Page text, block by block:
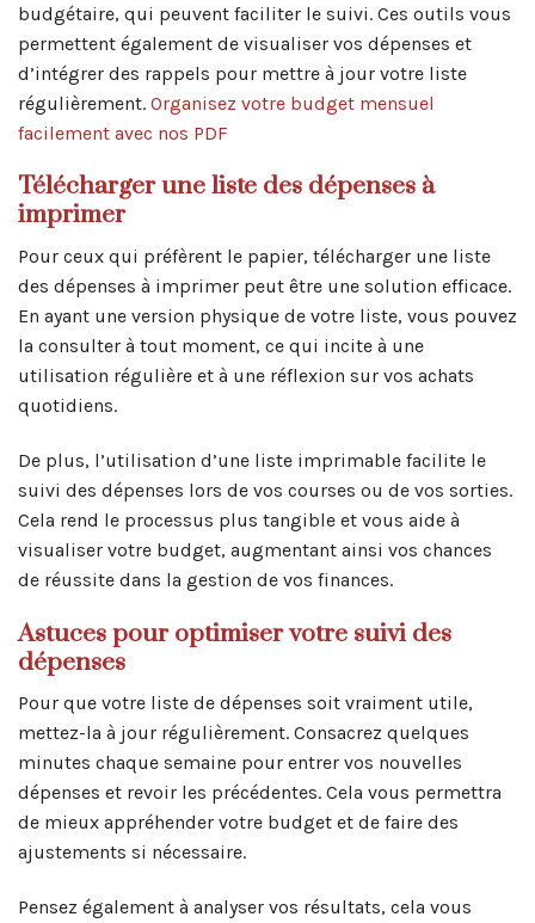
budgétaire, qui peuvent faciliter le suivi. Ces outils vous
permettent également de visualiser vos dépenses et
d’intégrer des rappels pour mettre à jour votre liste
régulièrement. Organisez votre budget mensuel
facilement avec nos PDF
Télécharger une liste des dépenses à
imprimer
Pour ceux qui préfèrent le papier, télécharger une liste
des dépenses à imprimer peut être une solution efficace.
En ayant une version physique de votre liste, vous pouvez
la consulter à tout moment, ce qui incite à une
utilisation régulière et à une réflexion sur vos achats
quotidiens.
De plus, l’utilisation d’une liste imprimable facilite le
suivi des dépenses lors de vos courses ou de vos sorties.
Cela rend le processus plus tangible et vous aide à
visualiser votre budget, augmentant ainsi vos chances
de réussite dans la gestion de vos finances.
Astuces pour optimiser votre suivi des
dépenses
Pour que votre liste de dépenses soit vraiment utile,
mettez-la à jour régulièrement. Consacrez quelques
minutes chaque semaine pour entrer vos nouvelles
dépenses et revoir les précédentes. Cela vous permettra
de mieux appréhender votre budget et de faire des
ajustements si nécessaire.
Pensez également à analyser vos résultats, cela vous